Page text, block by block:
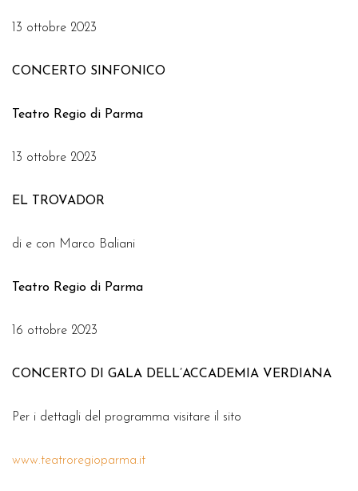
13 ottobre 2023
CONCERTO SINFONICO
Teatro Regio di Parma
13 ottobre 2023
EL TROVADOR
di e con Marco Baliani
Teatro Regio di Parma
16 ottobre 2023
CONCERTO DI GALA DELL’ACCADEMIA VERDIANA
Per i dettagli del programma visitare il sito
www.teatroregioparma.it